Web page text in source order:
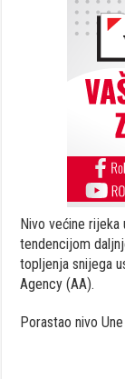
Nivo većine rijeka
tendencijom
topljenja snijega
Agency (AA).
Porastao nivo Une